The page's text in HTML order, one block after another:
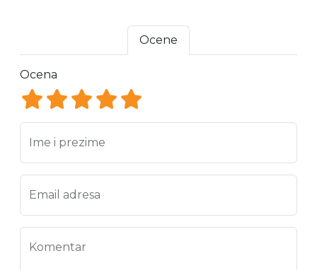
Ocene
Ocena
Ocena 5
Ocena 4
Ocena 3
Ocena 2
Ocena 1
Ime i prezime
Email adresa
Komentar